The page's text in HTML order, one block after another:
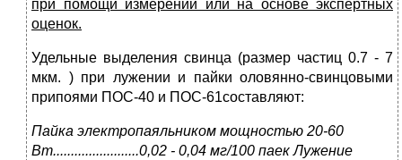
при помощи измерений или на основе экспертных
оценок.
Удельные выделения свинца (размер частиц 0.7 - 7
мкм. ) при лужении и пайки оловянно-свинцовыми
припоями ПОС-40 и ПОС-61составляют:
Пайка электропаяльником мощностью 20-60
Вт........................0,02 - 0,04 мг/100 паек Лужение